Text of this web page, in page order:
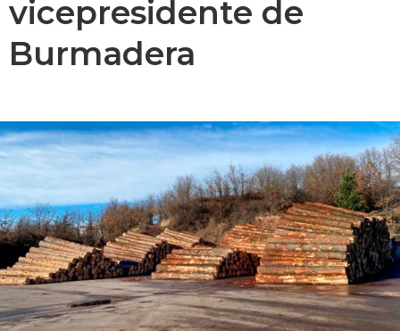
vicepresidente de
Burmadera